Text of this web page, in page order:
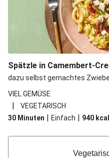
Spätzle in Camembert-
dazu selbst gemachtes
VIEL GEMÜSE
|
VEGETARISCH
30 Minuten | Einfach | 940 kcal